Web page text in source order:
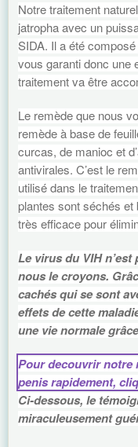
Notre traitement
jatropha avec un
SIDA. Il a été
vous garanti donc une
traitement va être
Le remède que nous
remède à base de
curcas, de manioc et
antivirales. C’est le
utilisé dans le
plantes sont séchés
très efficace pour
Le virus du VIH
nous le croyons.
cachés qui se sont
effets de cette
une vie normale
Pour decouvrir notre
penis rapidement,
Ci-dessous, le
miraculeusement